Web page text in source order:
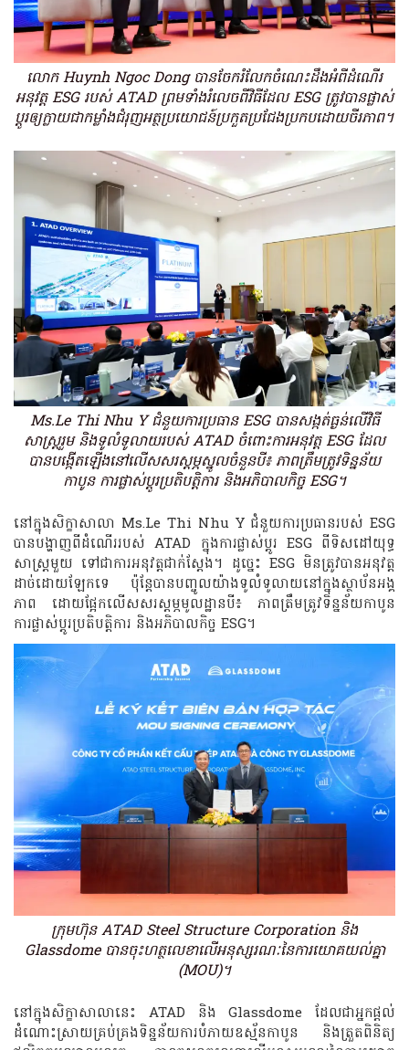
លោក Huynh Ngoc Dong បានចែករំលែកចំណេះដឹងអំពីដំណើរ
អនុវត្ត ESG របស់ ATAD ព្រមទាំងរំលេចពីវិធីដែល ESG ត្រូវបានផ្លាស់
ប្តូរឲ្យក្លាយជាកម្លាំងជំរុញអត្ថប្រយោជន៍ប្រកួតប្រជែងប្រកបដោយចីរភាព។
Ms.Le Thi Nhu Y ជំនួយការប្រធាន ESG បានសង្កត់ធ្ងន់លើវិធី
សាស្រ្តរួម និងទូលំទូលាយរបស់ ATAD ចំពោះការអនុវត្ត ESG ដែល
បានបង្កើតឡើងនៅលើសសរស្តម្ភស្នូលចំនួនបី៖ ភាពត្រឹមត្រូវទិន្នន័យ
កាបូន ការផ្លាស់ប្តូរប្រតិបត្តិការ និងអភិបាលកិច្ច ESG។
នៅក្នុងសិក្ខាសាលា Ms.Le Thi Nhu Y ជំនួយការប្រធានរបស់ ESG
បានបង្ហាញពីដំណើររបស់ ATAD ក្នុងការផ្លាស់ប្តូរ ESG ពីទិសដៅយុទ្ធ
សាស្ត្រមួយ ទៅជាការអនុវត្តជាក់ស្តែង។ ដូច្នេះ ESG មិនត្រូវបានអនុវត្ត
ដាច់ដោយឡែកទេ ប៉ុន្តែបានបញ្ចូលយ៉ាងទូលំទូលាយនៅក្នុងស្ថាប័នអង្គ
ភាព ដោយផ្អែកលើសសរស្តម្ភមូលដ្ឋានបី៖ ភាពត្រឹមត្រូវទិន្នន័យកាបូន
ការផ្លាស់ប្តូរប្រតិបត្តិការ និងអភិបាលកិច្ច ESG។
ក្រុមហ៊ុន ATAD Steel Structure Corporation និង
Glassdome បានចុះហត្ថលេខាលើអនុស្សរណៈនៃការយោគយល់គ្នា
(MOU)។
នៅក្នុងសិក្ខាសាលានេះ ATAD និង Glassdome ដែលជាអ្នកផ្តល់
ដំណោះស្រាយគ្រប់គ្រងទិន្នន័យការបំភាយឧស្ម័នកាបូន និងត្រួតពិនិត្យ